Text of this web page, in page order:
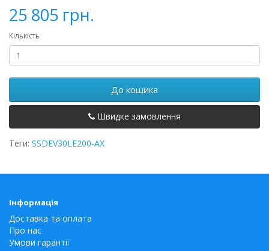
25 805 грн.
Кількість
До кошика
Швидке замовлення
Теги: SSDEV30LE200-AX
Інформація
Доставка та оплата
Про нас
Умови гарантії